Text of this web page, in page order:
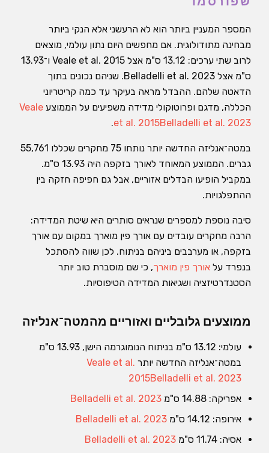
המספר המעניין ביותר הוא לא הרעשני אלא הנקי ביותר
מבחינה מתודולוגית. אם מחפשים היום נתון עולמי, מוצאים
לרוב שתי ערכים: 13.12 ס"מ אצל Veale et al. 2015 ו־13.93
ס"מ אצל Belladelli et al. 2023. שניהם נכונים בתוך
הדאטה שלהם. ההבדל מראה בעיקר עד כמה קריטריוני
הכללה, מדגם ופרוטוקולי מדידה משפיעים על הממוצע Veale
et al. 2015Belladelli et al. 2023
.
במטה־אנליזה החדשה יותר נותחו 75 מחקרים שכללו 55,761
גברים. הממוצע המאוחד לאורך בזקפה היה 13.93 ס"מ.
במקביל הופיעו הבדלים אזוריים, אבל גם חפיפה חזקה בין
ההתפלגויות.
סיבה נוספת למספרים שנראים סותרים היא שיטת המדידה:
הרבה מחקרים עובדים עם אורך פין מוארך במקום עם אורך
בזקפה, או מערבבים ביניהם בניתוח. לכן שווה להסתכל
בנפרד על אורך פין מוארך, כי שם מוסברת טוב יותר
הסטנדרטיזציה ושגיאות המדידה הטיפוסיות.
ממוצעים גלובליים ואזוריים מהמטה־אנליזה
עולמי: 13.12 ס"מ בניתוח הנומוגרמה הישן, 13.93 ס"מ
במטה־אנליזה החדשה יותר Veale et al.
2015Belladelli et al. 2023
אפריקה: 14.88 ס"מ
Belladelli et al. 2023
אירופה: 14.12 ס"מ
Belladelli et al. 2023
אסיה: 11.74 ס"מ
Belladelli et al. 2023